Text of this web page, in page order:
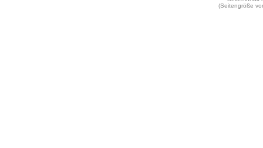
(Seitengröße